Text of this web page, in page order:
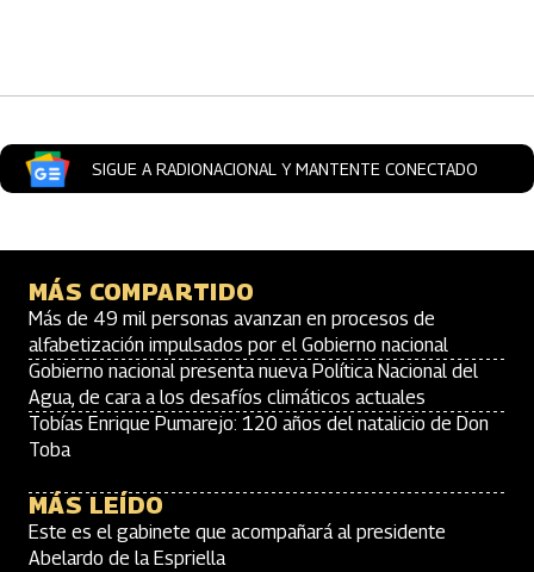
SIGUE A RADIONACIONAL Y MANTENTE CONECTADO
MÁS COMPARTIDO
Más de 49 mil personas avanzan en procesos de
alfabetización impulsados por el Gobierno nacional
Gobierno nacional presenta nueva Política Nacional del
Agua, de cara a los desafíos climáticos actuales
Tobías Enrique Pumarejo: 120 años del natalicio de Don
Toba
MÁS LEÍDO
Este es el gabinete que acompañará al presidente
Abelardo de la Espriella